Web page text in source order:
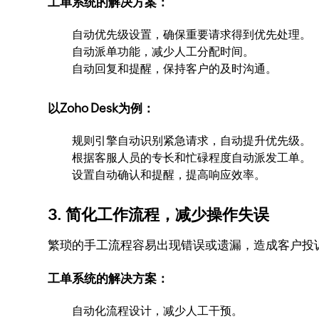
自动优先级设置，确保重要请求得到优先处理。
自动派单功能，减少人工分配时间。
自动回复和提醒，保持客户的及时沟通。
以Zoho Desk为例：
规则引擎自动识别紧急请求，自动提升优先级。
根据客服人员的专长和忙碌程度自动派发工单。
设置自动确认和提醒，提高响应效率。
3. 简化工作流程，减少操作失误
繁琐的手工流程容易出现错误或遗漏，造成客户投
工单系统的解决方案：
自动化流程设计，减少人工干预。